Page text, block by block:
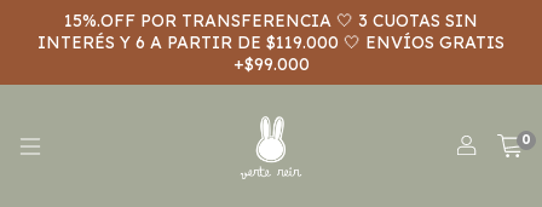
15%.OFF POR TRANSFERENCIA 🤍 3 CUOTAS SIN
INTERÉS Y 6 A PARTIR DE $119.000 🤍 ENVÍOS GRATIS
+$99.000
0